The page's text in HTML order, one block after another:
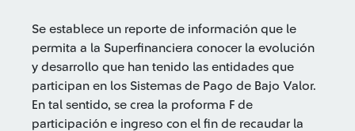
Se establece un reporte de información que le
permita a la Superfinanciera conocer la evolución
y desarrollo que han tenido las entidades que
participan en los Sistemas de Pago de Bajo Valor.
En tal sentido, se crea la proforma F de
participación e ingreso con el fin de recaudar la